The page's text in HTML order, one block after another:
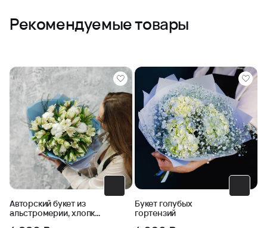
Рекомендуемые товары
Авторский букет из
альстромерии, хлопка
Букет голубых
гортензий